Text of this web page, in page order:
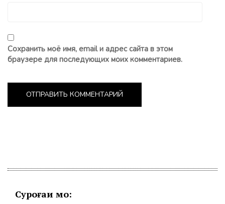
Сохранить моё имя, email и адрес сайта в этом
браузере для последующих моих комментариев.
Суроғаи мо: